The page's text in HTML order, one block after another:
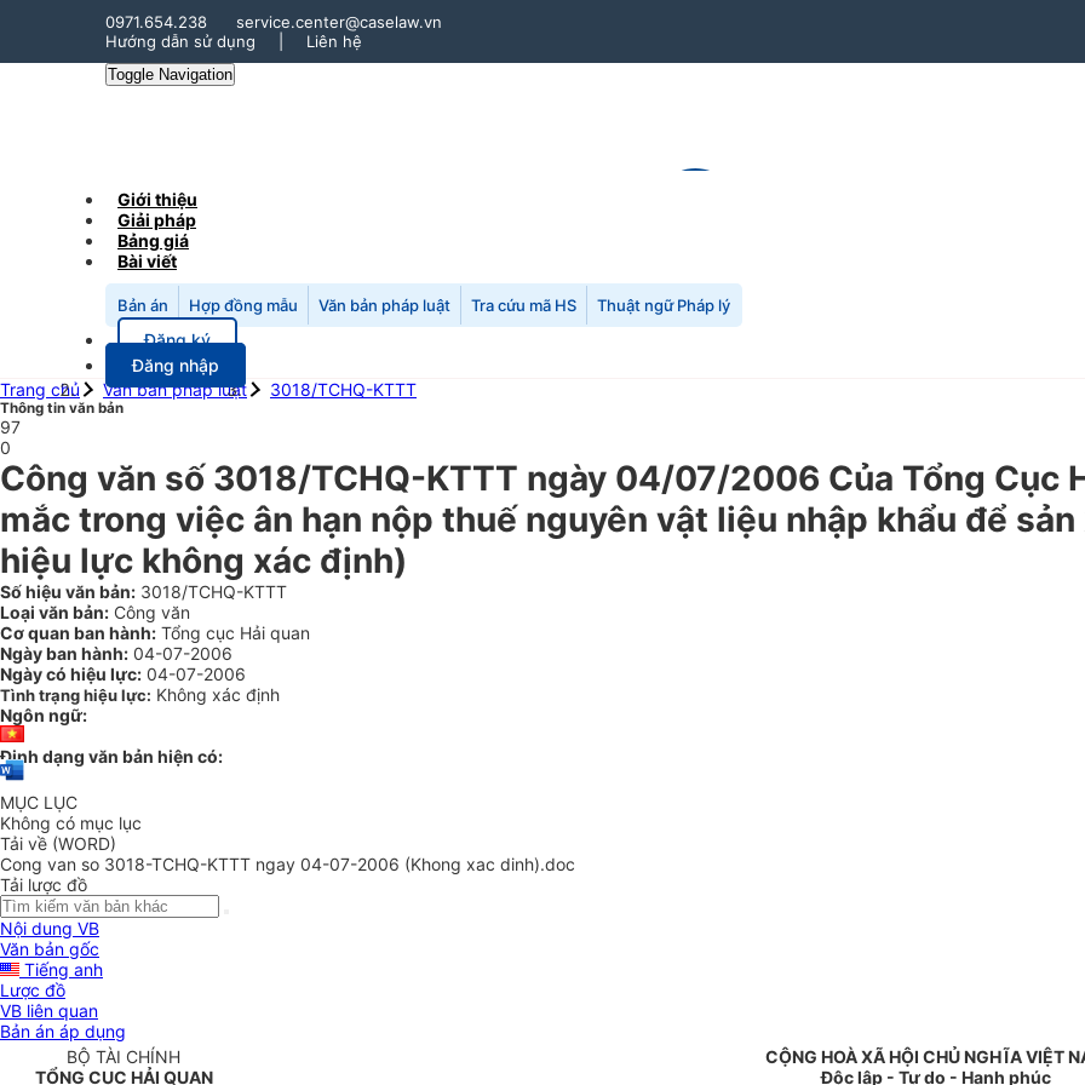
0971.654.238
service.center@caselaw.vn
Hướng dẫn sử dụng
Liên hệ
Toggle Navigation
Giới thiệu
Giải pháp
Bảng giá
Bài viết
Bản án Hợp đồng mẫu Văn bản pháp luật Tra cứu mã HS Thuật ngữ Pháp lý
Đăng ký
Đăng nhập
Trang chủ
Văn bản pháp luật 3018/TCHQ-KTTT
Thông tin văn bản
97
0
Công văn số 3018/TCHQ-KTTT ngày 04/07/2006 Của Tổng Cục
mắc trong việc ân hạn nộp thuế nguyên vật liệu nhập khẩu để
hiệu lực không xác định)
Số hiệu văn bản: 3018/TCHQ-KTTT
Loại văn bản: Công văn
Cơ quan ban hành: Tổng cục Hải quan
Ngày ban hành: 04-07-2006
Ngày có hiệu lực: 04-07-2006
Tình trạng hiệu lực: Không xác định
Ngôn ngữ:
Định dạng văn bản hiện có:
MỤC LỤC
Không có mục lục
Tải về (WORD)
Cong van so 3018-TCHQ-KTTT ngay 04-07-2006 (Khong xac dinh).doc
Tải lược đồ
Nội dung VB
Văn bản gốc
Tiếng anh
Lược đồ
VB liên quan
Bản án áp dụng
BỘ TÀI CHÍNH
TỔNG CỤC HẢI QUAN
CỘNG HOÀ XÃ HỘI CHỦ NGHĨA VIỆT
Độc lập - Tự do - Hạnh phúc